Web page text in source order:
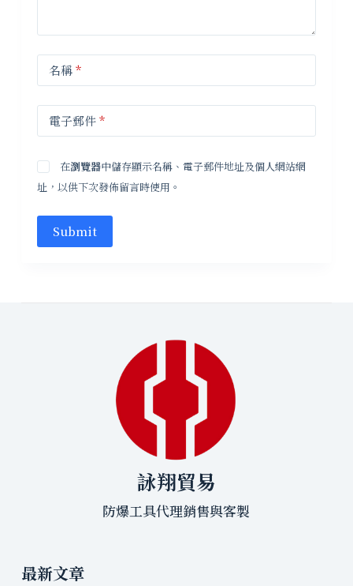
名稱*
電子郵件*
在瀏覽器中儲存顯示名稱、電子郵件地址及個人網站網
址，以供下次發佈留言時使用。
Submit
詠翔貿易
防爆工具代理銷售與客製
最新文章